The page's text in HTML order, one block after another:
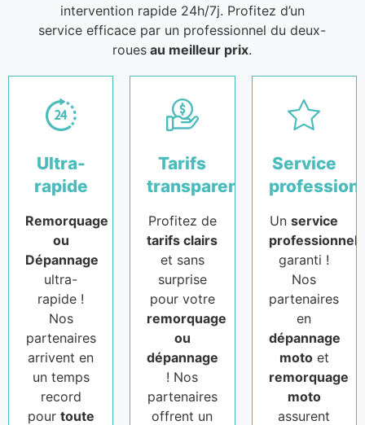
intervention rapide 24h/7j. Profitez d’un
service efficace par un professionnel du deux-
roues au meilleur prix.
Ultra-
rapide
Remorquage
ou
Dépannage
ultra-
rapide !
Nos
partenaires
arrivent en
un temps
record
pour toute
Tarifs
transparents
Profitez de
tarifs clairs
et sans
surprise
pour votre
remorquage
ou
dépannage
! Nos
partenaires
offrent un
Service
Unservice
professionnel
garanti !
Nos
partenaires
en
dépannage
motoet
remorquage
moto
assurent